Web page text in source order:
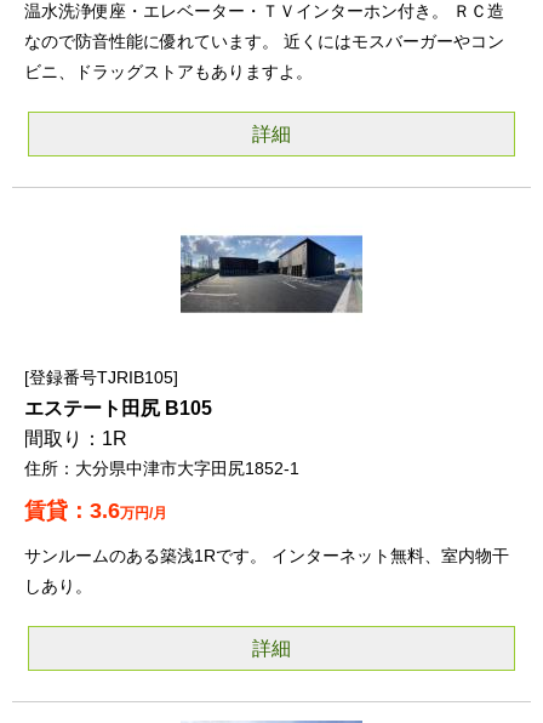
温水洗浄便座・エレベーター・ＴＶインターホン付き。 ＲＣ造
なので防音性能に優れています。 近くにはモスバーガーやコン
ビニ、ドラッグストアもありますよ。
詳細
登録番号TJRIB105
エステート田尻 B105
1R
大分県中津市大字田尻1852-1
3.6万円/月
サンルームのある築浅1Rです。 インターネット無料、室内物干
しあり。
詳細